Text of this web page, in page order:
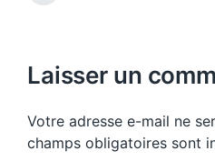
v
s
o
s
t
p
o
t
:
Laisser un
Votre adresse e-mail ne
champs obligatoires sont